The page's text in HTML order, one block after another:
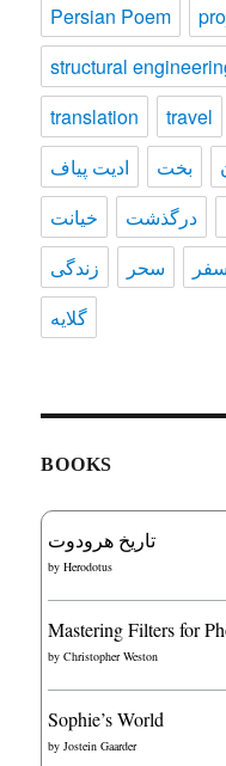
Persian Poem
structural
translation
travel
ادیت پیاف
بخت
خیانت
درگذشت
زندگی
سحر سفر
گلایه
BOOKS
تاریخ هرودوت
byHerodotus
Mastering Filters for
byChristopher Weston
Sophie’s World
byJostein Gaarder